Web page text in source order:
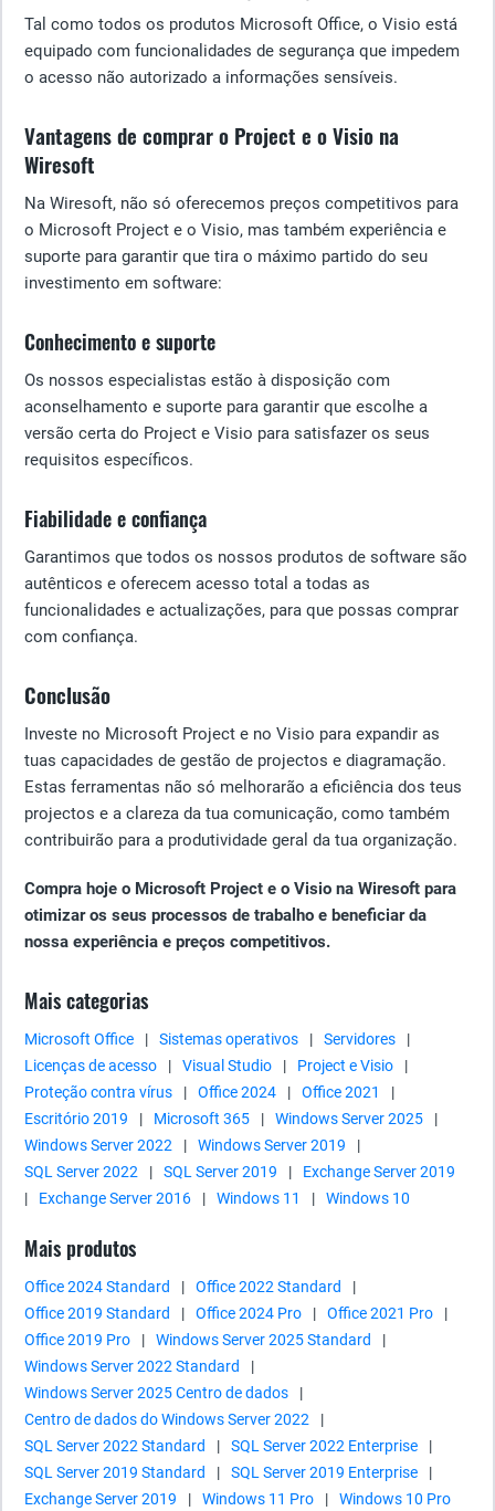
Tal como todos os produtos Microsoft Office, o Visio está
equipado com funcionalidades de segurança que impedem
o acesso não autorizado a informações sensíveis.
Vantagens de comprar o Project e o Visio na
Wiresoft
Na Wiresoft, não só oferecemos preços competitivos para
o Microsoft Project e o Visio, mas também experiência e
suporte para garantir que tira o máximo partido do seu
investimento em software:
Conhecimento e suporte
Os nossos especialistas estão à disposição com
aconselhamento e suporte para garantir que escolhe a
versão certa do Project e Visio para satisfazer os seus
requisitos específicos.
Fiabilidade e confiança
Garantimos que todos os nossos produtos de software são
autênticos e oferecem acesso total a todas as
funcionalidades e actualizações, para que possas comprar
com confiança.
Conclusão
Investe no Microsoft Project e no Visio para expandir as
tuas capacidades de gestão de projectos e diagramação.
Estas ferramentas não só melhorarão a eficiência dos teus
projectos e a clareza da tua comunicação, como também
contribuirão para a produtividade geral da tua organização.
Compra hoje o Microsoft Project e o Visio na Wiresoft para
otimizar os seus processos de trabalho e beneficiar da
nossa experiência e preços competitivos.
Mais categorias
Microsoft Office | Sistemas operativos | Servidores
|
Licenças de acesso
| Visual Studio | Project e Visio
|
Proteção contra vírus
| Office 2024 | Office 2021
|
Escritório 2019
| Microsoft 365 | Windows Server 2025
|
Windows Server 2022
| Windows Server 2019
|
SQL Server 2022
| SQL Server 2019 |
Exchange Server 2019
|
Exchange Server 2016 | Windows 11 | Windows 10
Mais produtos
Office 2024 Standard | Office 2022 Standard
|
Office 2019 Standard
| Office 2024 Pro | Office 2021 Pro
|
Office 2019 Pro
| Windows Server 2025 Standard
|
Windows Server 2022 Standard
|
Windows Server 2025 Centro de dados
|
Centro de dados do Windows Server 2022
|
SQL Server 2022 Standard
| SQL Server 2022 Enterprise
|
SQL Server 2019 Standard
| SQL Server 2019 Enterprise
|
Exchange Server 2019
| Windows 11 Pro |
Windows 10 Pro